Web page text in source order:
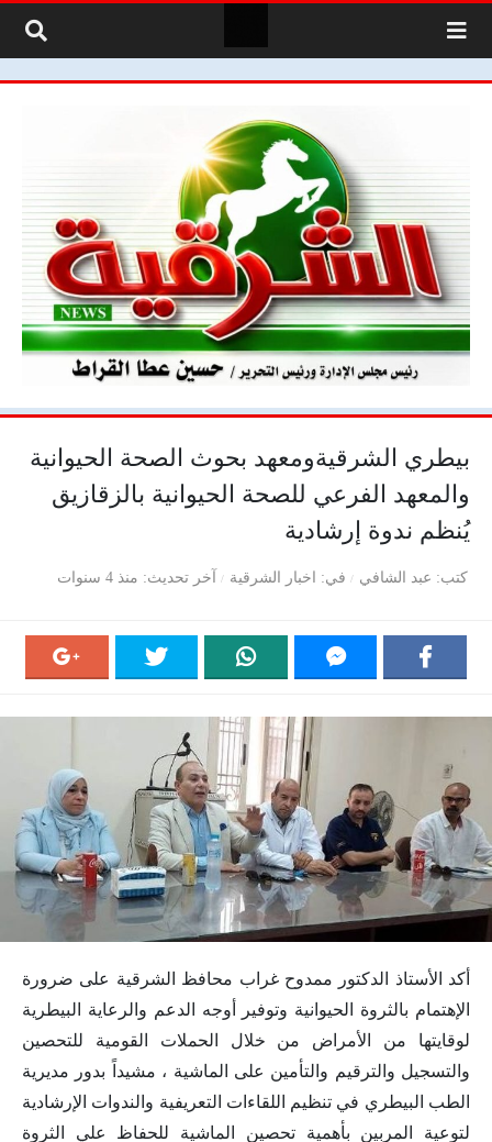
بيطري الشرقيةومعهد بحوث الصحة الحيوانية
والمعهد الفرعي للصحة الحيوانية بالزقازيق
يُنظم ندوة إرشادية
كتب عبد الشافي في اخبار الشرقية آخر تحديث منذ 4 سنوات
أكد الأستاذ الدكتور ممدوح غراب محافظ الشرقية على ضرورة
الإهتمام بالثروة الحيوانية وتوفير أوجه الدعم والرعاية البيطرية
لوقايتها من الأمراض من خلال الحملات القومية للتحصين
والتسجيل والترقيم والتأمين على الماشية ، مشيداً بدور مديرية
الطب البيطري في تنظيم اللقاءات التعريفية والندوات الإرشادية
لتوعية المربين بأهمية تحصين الماشية للحفاظ علي الثروة